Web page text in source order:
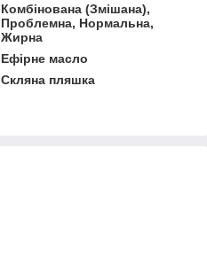
Комбінована (Змішана),
Проблемна, Нормальна,
Жирна
Ефірне масло
Скляна пляшка